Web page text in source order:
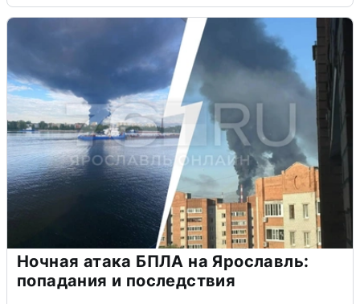
Ночная атака БПЛА на Ярославль:
попадания и последствия